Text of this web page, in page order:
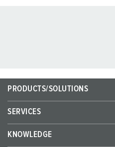
PRODUCTS/SOLUTIONS
SERVICES
KNOWLEDGE